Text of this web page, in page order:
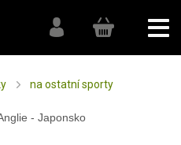
na ostatní sporty
- Japonsko